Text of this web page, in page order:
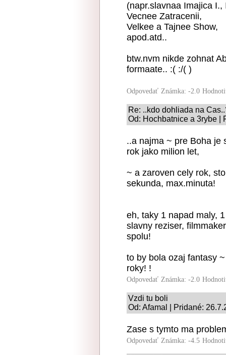
(napr.slavnaa Imajica
Vecnee Zatracenii,
Velkee a Tajnee Show,
apod.atd..
btw.nvm nikde zohnat
formaate.. :( :/( )
Odpovedať Známka: -2.0
Re: ..kdo dohliada na
Od: Hochbatnice a 3rybe |
..a najma ~ pre Boha je
rok jako milion let,
~ a zaroven cely rok,
sekunda, max.minuta!
eh, taky 1 napad maly,
slavny reziser,
spolu!
to by bola ozaj fantasy
roky! !
Odpovedať Známka: -2.0
Vzdi tu boli
Od: Afamal | Pridané:
Zase s tymto ma
Odpovedať Známka: -4.5